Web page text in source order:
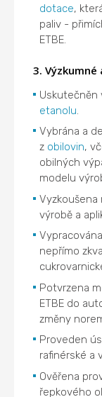
dotace,
paliv -
ETBE.
3.
Uskutečněn
etanolu
Vybrána a
z obilovin,
obilných
modelu
výrobě a
nepřímo
Potvrzena
ETBE do
změny
Proveden
rafinérské a
Ověřena
řepkového